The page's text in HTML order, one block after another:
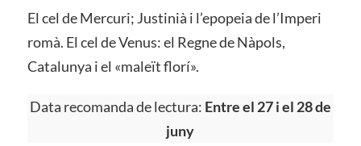
El cel de Mercuri; Justinià i l’epopeia de l’Imperi
romà. El cel de Venus: el Regne de Nàpols,
Catalunya i el «maleït florí».
Data recomanda de lectura: Entre el 27 i el 28 de
juny